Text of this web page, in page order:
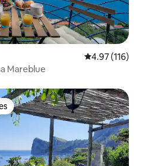
Calificación
4.97 (116)
Mareblue